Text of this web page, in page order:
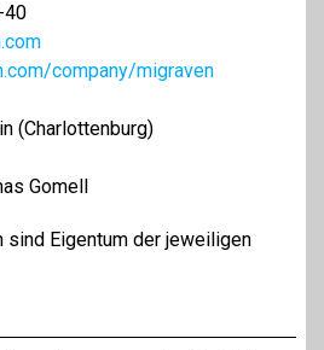
40
company/migraven
(Charlottenburg)
Gomell
sind Eigentum der jeweiligen